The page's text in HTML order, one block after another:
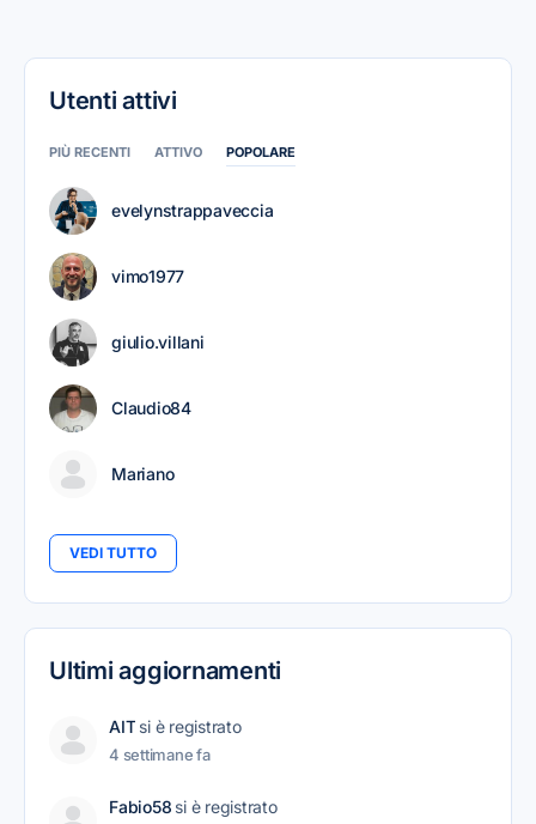
Utenti attivi
PIÙ RECENTI ATTIVO POPOLARE
evelynstrappaveccia
vimo1977
giulio.villani
Claudio84
Mariano
VEDI TUTTO
Ultimi aggiornamenti
AIT si è registrato
4 settimane fa
Fabio58 si è registrato